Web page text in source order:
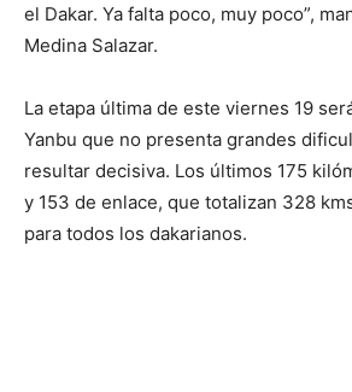
el Dakar. Ya falta poco, muy poco”,
Medina Salazar.
La etapa última de este viernes 19
Yanbu que no presenta grandes
resultar decisiva. Los últimos 175
y 153 de enlace, que totalizan 328
para todos los dakarianos.